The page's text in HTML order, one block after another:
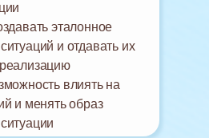
эталонное
и отдавать их
влиять на
и менять образ